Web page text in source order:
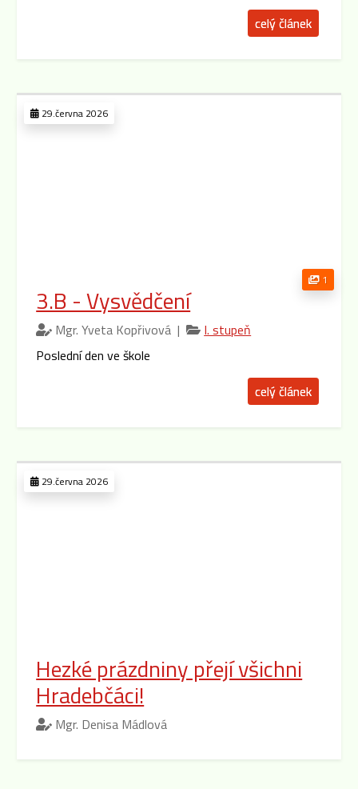
celý článek
29.června 2026
1
3.B - Vysvědčení
Mgr. Yveta Kopřivová |
I. stupeň
Poslední den ve škole
celý článek
29.června 2026
Hezké prázdniny přejí všichni
Hradebčáci!
Mgr. Denisa Mádlová